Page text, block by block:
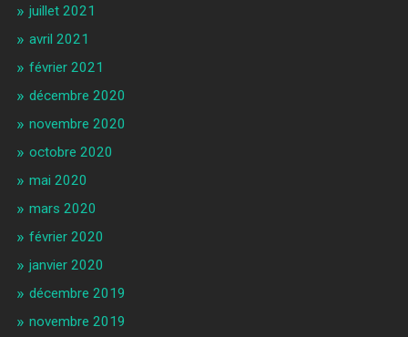
juillet 2021
avril 2021
février 2021
décembre 2020
novembre 2020
octobre 2020
mai 2020
mars 2020
février 2020
janvier 2020
décembre 2019
novembre 2019